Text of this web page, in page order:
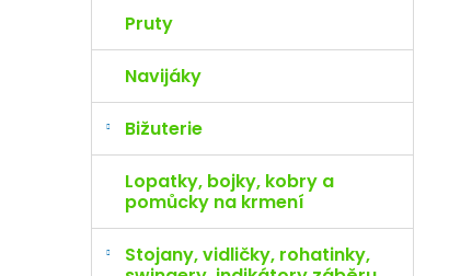
Pruty
Navijáky
Bižuterie
Lopatky, bojky, kobry a
pomůcky na krmení
Stojany, vidličky, rohatinky,